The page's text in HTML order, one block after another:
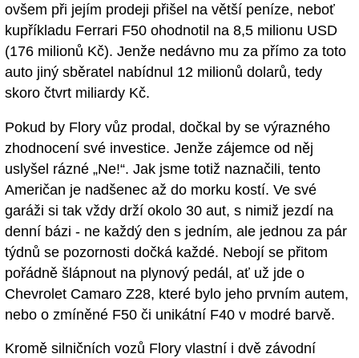
ovšem při jejím prodeji přišel na větší peníze, neboť
kupříkladu Ferrari F50 ohodnotil na 8,5 milionu USD
(176 milionů Kč). Jenže nedávno mu za přímo za toto
auto jiný sběratel nabídnul 12 milionů dolarů, tedy
skoro čtvrt miliardy Kč.
Pokud by Flory vůz prodal, dočkal by se výrazného
zhodnocení své investice. Jenže zájemce od něj
uslyšel rázné „Ne!“. Jak jsme totiž naznačili, tento
Američan je nadšenec až do morku kostí. Ve své
garáži si tak vždy drží okolo 30 aut, s nimiž jezdí na
denní bázi - ne každý den s jedním, ale jednou za pár
týdnů se pozornosti dočká každé. Nebojí se přitom
pořádně šlápnout na plynový pedál, ať už jde o
Chevrolet Camaro Z28, které bylo jeho prvním autem,
nebo o zmíněné F50 či unikátní F40 v modré barvě.
Kromě silničních vozů Flory vlastní i dvě závodní